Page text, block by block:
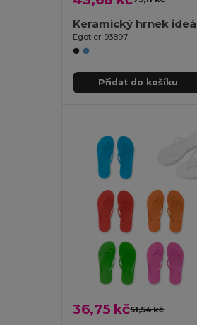
Egotier 93897
Přidat do košíku
36,75 kč51,54 kč